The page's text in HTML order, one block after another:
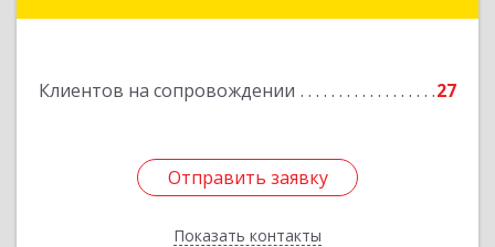
Клиентов на сопровождении 27
Отправить заявку
Показать контакты
Отправить заявку
Назад